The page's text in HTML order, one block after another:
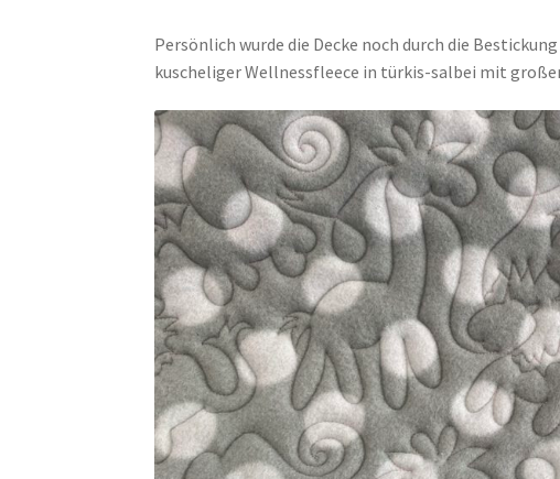
Persönlich wurde die Decke noch durch die
kuscheliger Wellnessfleece in türkis-salbei mit